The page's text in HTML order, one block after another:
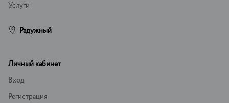
Услуги
Радужный
Личный кабинет
Вход
Регистрация